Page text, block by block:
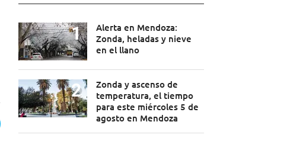
Alerta en Mendoza:
Zonda, heladas y nieve
en el llano
Zonda y ascenso de
temperatura, el tiempo
para este miércoles 5 de
agosto en Mendoza